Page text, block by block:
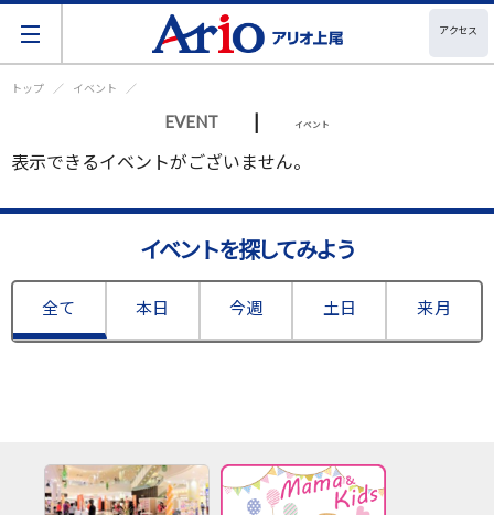
アクセス
トップ イベント
EVENT | イベント
表示できるイベントがございません。
イベントを探してみよう
全て 本日 今週 土日 来月